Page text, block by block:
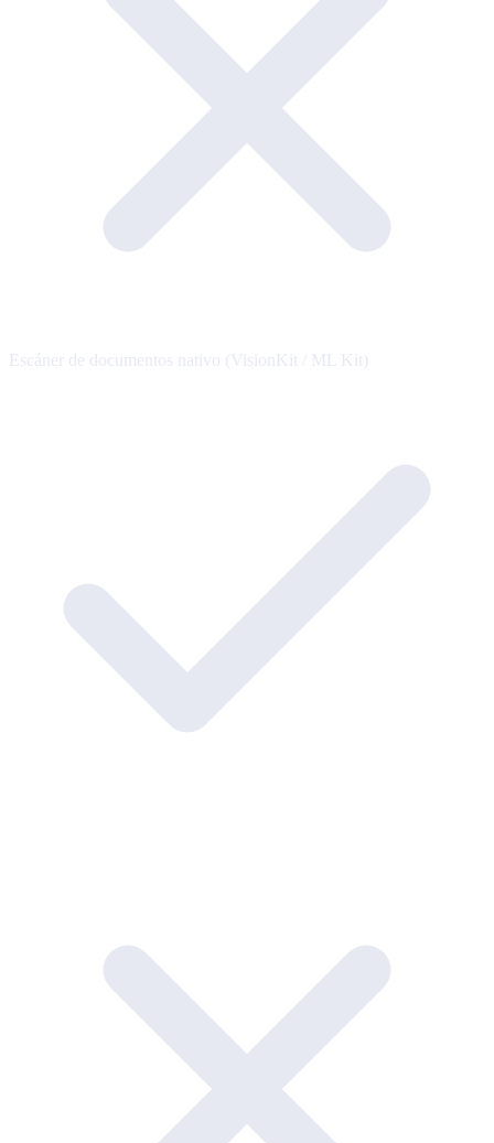
Escáner de documentos nativo (VisionKit / ML Kit)